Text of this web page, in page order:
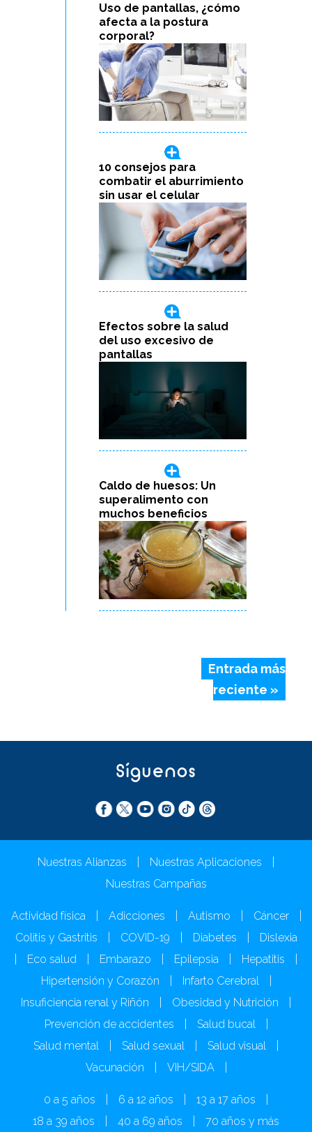
Uso de pantallas, ¿cómo
afecta a la postura
corporal?
10 consejos para
combatir el aburrimiento
sin usar el celular
Efectos sobre la salud
del uso excesivo de
pantallas
Caldo de huesos: Un
superalimento con
muchos beneficios
Entrada más
reciente »
Síguenos
Nuestras Alianzas Nuestras Aplicaciones
Nuestras Campañas
Actividad física Adicciones Autismo Cáncer
Colitis y Gastritis
COVID-19 Diabetes
Dislexia
Eco salud Embarazo Epilepsia Hepatitis
Hipertensión y Corazón
Infarto Cerebral
Insuficiencia renal y Riñón
Obesidad y Nutrición
Prevención de accidentes
Salud bucal
Salud mental
Salud sexual Salud visual
Vacunación
VIH/SIDA
0 a 5 años 6 a 12 años 13 a 17 años
18 a 39 años
40 a 69 años 70 años y más